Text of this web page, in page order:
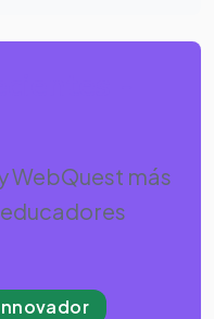
WebQuest más